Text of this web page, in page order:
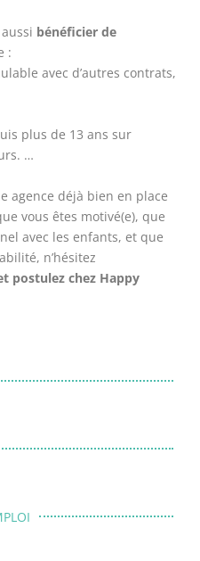
bénéficier de
:
avec d’autres contrats,
plus de 13 ans sur
…
agence déjà bien en place
vous êtes motivé(e), que
avec les enfants, et que
n’hésitez
postulez chez Happy